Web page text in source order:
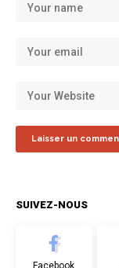
SUIVEZ-NOUS